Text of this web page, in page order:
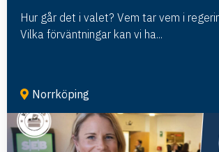
Hur går det i valet? Vem tar vem i
Vilka förväntningar kan vi ha...
Norrköping